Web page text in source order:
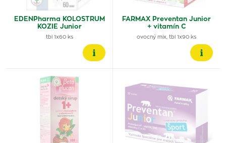
EDENPharma KOLOSTRUM
KOZIE Junior
tbl 1x60 ks
FARMAX Preventan Junior
+ vitamín C
ovocný mix, tbl 1x90 ks